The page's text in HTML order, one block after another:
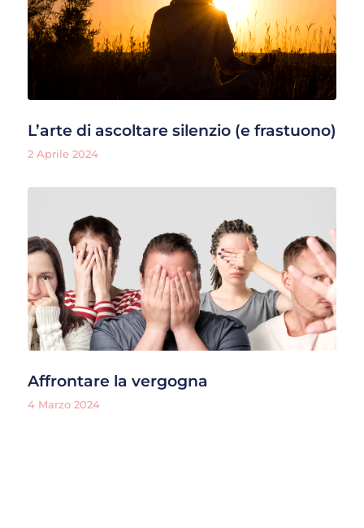
L’arte di ascoltare silenzio (e frastuono)
2 Aprile 2024
Affrontare la vergogna
4 Marzo 2024